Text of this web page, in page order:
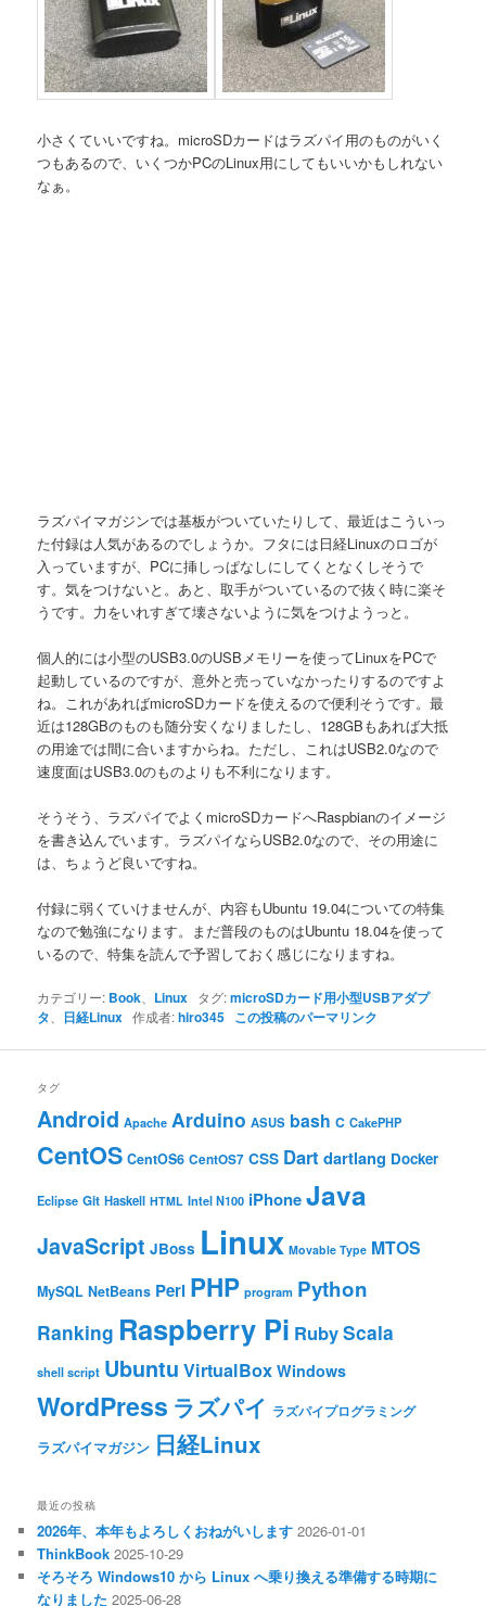
小さくていいですね。microSDカードはラズパイ用のものがいく
つもあるので、いくつかPCのLinux用にしてもいいかもしれない
なぁ。
ラズパイマガジンでは基板がついていたりして、最近はこういっ
た付録は人気があるのでしょうか。フタには日経Linuxのロゴが
入っていますが、PCに挿しっぱなしにしてくとなくしそうで
す。気をつけないと。あと、取手がついているので抜く時に楽そ
うです。力をいれすぎて壊さないように気をつけようっと。
個人的には小型のUSB3.0のUSBメモリーを使ってLinuxをPCで
起動しているのですが、意外と売っていなかったりするのですよ
ね。これがあればmicroSDカードを使えるので便利そうです。最
近は128GBのものも随分安くなりましたし、128GBもあれば大抵
の用途では間に合いますからね。ただし、これはUSB2.0なので
速度面はUSB3.0のものよりも不利になります。
そうそう、ラズパイでよくmicroSDカードへRaspbianのイメージ
を書き込んでいます。ラズパイならUSB2.0なので、その用途に
は、ちょうど良いですね。
付録に弱くていけませんが、内容もUbuntu 19.04についての特集
なので勉強になります。まだ普段のものはUbuntu 18.04を使って
いるので、特集を読んで予習しておく感じになりますね。
カテゴリー: Book Linux タグ:microSDカード用小型USBアダプ
タ
日経Linux 作成者:hiro345 この投稿のパーマリンク
タグ
Android Apache Arduino ASUS bash C CakePHP
CentOS CentOS6 CentOS7 CSS Dart dartlang Docker
Eclipse Git Haskell HTML Intel N100 iPhoneJava
JavaScript JBoss Linux Movable Type MTOS
MySQL NetBeans Perl PHP program Python
Ranking Raspberry Pi RubyScala
shell script Ubuntu VirtualBox Windows
WordPress ラズパイ ラズパイプログラミング
ラズパイマガジン 日経Linux
最近の投稿
2026年、本年もよろしくおねがいします 2026-01-01
ThinkBook 2025-10-29
そろそろ Windows10 から Linux へ乗り換える準備する時期に
なりました 2025-06-28